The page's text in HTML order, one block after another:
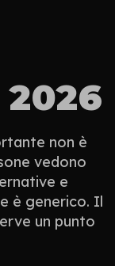
non è
vedono
e
è generico. Il
un punto